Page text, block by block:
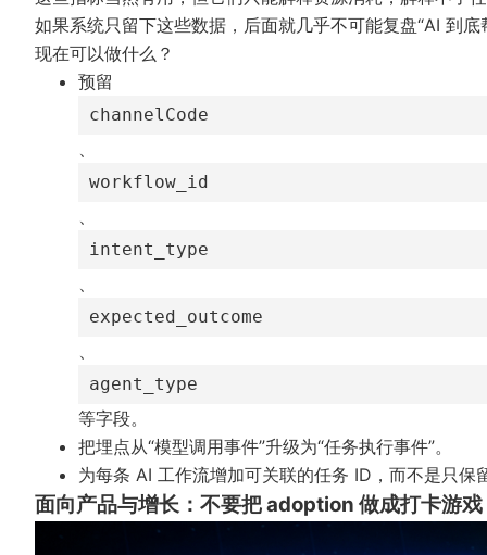
如果系统只留下这些数据，后面就几乎不可能复盘“AI 到底
现在可以做什么？
预留
channelCode
、
workflow_id
、
intent_type
、
expected_outcome
、
agent_type
等字段。
把埋点从“模型调用事件”升级为“任务执行事件”。
为每条 AI 工作流增加可关联的任务 ID，而不是只保
面向产品与增长：不要把 adoption 做成打卡游戏